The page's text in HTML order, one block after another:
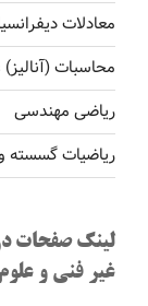
معادلات
محاسبات
ریاضی مهندسی
ریاضیات گسسته و
لینک صفحات
غیر فنی و علوم